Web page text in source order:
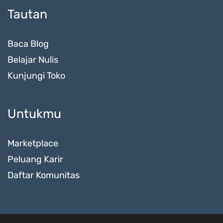
Tautan
Baca Blog
Belajar Nulis
Kunjungi Toko
Untukmu
Marketplace
Peluang Karir
Daftar Komunitas